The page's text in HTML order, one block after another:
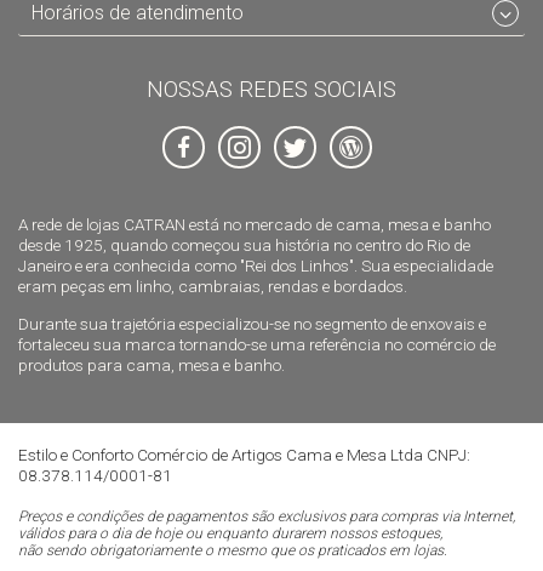
A rede de lojas CATRAN está no mercado de cama, mesa e banho
desde 1925, quando começou sua história no centro do Rio de
Janeiro e era conhecida como "Rei dos Linhos". Sua especialidade
eram peças em linho, cambraias, rendas e bordados.
Durante sua trajetória especializou-se no segmento de enxovais e
fortaleceu sua marca tornando-se uma referência no comércio de
produtos para cama, mesa e banho.
Horários de atendimento
NOSSAS REDES SOCIAIS
Estilo e Conforto Comércio de Artigos Cama e Mesa Ltda CNPJ:
08.378.114/0001-81
Preços e condições de pagamentos são exclusivos para compras via Internet,
válidos para o dia de hoje ou enquanto durarem nossos estoques,
não sendo obrigatoriamente o mesmo que os praticados em lojas.